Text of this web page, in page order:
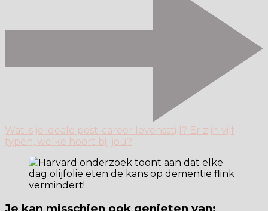
Wat is je ideale post-career levensstijl? Er zijn vijf
typen, welke hoort bij jou?